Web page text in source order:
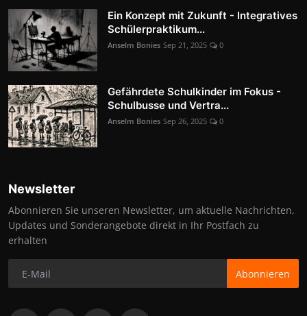
Ein Konzept mit Zukunft - Integratives
Schülerpraktikum...
Anselm Bonies Sep 21, 2025 0
Gefährdete Schulkinder im Fokus -
Schulbusse und Vertra...
Anselm Bonies Sep 26, 2025 0
Newsletter
Abonnieren Sie unseren Newsletter, um aktuelle Nachrichten,
Updates und Sonderangebote direkt in Ihr Postfach zu
erhalten
Abonnieren